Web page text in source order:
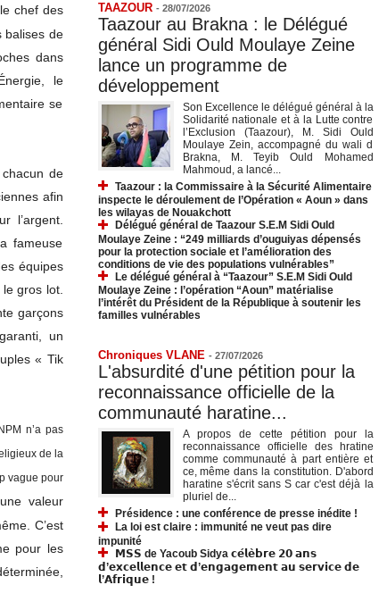
chef des
balises de
dans
le
se
de
afin
l’argent.
fameuse
équipes
gros lot.
garçons
un
« Tik
n’a pas
de la
vague pour
valeur
C’est
pour les
TAAZOUR - 28/07/2026
Taazour au Brakna : le Délégué
général Sidi Ould Moulaye Zeine
lance un programme de
développement
Son Excellence le délégué général à la
Solidarité nationale et à la Lutte contre
l’Exclusion (Taazour), M. Sidi Ould
Moulaye Zein, accompagné du wali d
Brakna, M. Teyib Ould Mohamed
Mahmoud, a lancé...
Taazour : la Commissaire à la Sécurité Alimentaire
inspecte le déroulement de l’Opération « Aoun » dans
les wilayas de Nouakchott
Délégué général de Taazour S.E.M Sidi Ould
Moulaye Zeine : “249 milliards d’ouguiyas dépensés
pour la protection sociale et l’amélioration des
conditions de vie des populations vulnérables”
Le délégué général à “Taazour” S.E.M Sidi Ould
Moulaye Zeine : l’opération “Aoun” matérialise
l’intérêt du Président de la République à soutenir les
familles vulnérables
Chroniques VLANE - 27/07/2026
L'absurdité d'une pétition pour la
reconnaissance officielle de la
communauté haratine...
A propos de cette pétition pour la
reconnaissance officielle des hratine
comme communauté à part entière et
ce, même dans la constitution. D'abord
haratine s'écrit sans S car c'est déjà la
pluriel de...
Présidence : une conférence de presse inédite !
La loi est claire : immunité ne veut pas dire
impunité
𝗠𝗦𝗦 de Yacoub Sidya 𝗰𝗲́𝗹𝗲̀𝗯𝗿𝗲 𝟮𝟬 𝗮𝗻𝘀
𝗱’𝗲𝘅𝗰𝗲𝗹𝗹𝗲𝗻𝗰𝗲 𝗲𝘁 𝗱’𝗲𝗻𝗴𝗮𝗴𝗲𝗺𝗲𝗻𝘁 𝗮𝘂 𝘀𝗲𝗿𝘃𝗶𝗰𝗲 𝗱𝗲
𝗹’𝗔𝗳𝗿𝗶𝗾𝘂𝗲 !